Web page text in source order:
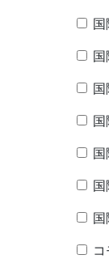
国
国